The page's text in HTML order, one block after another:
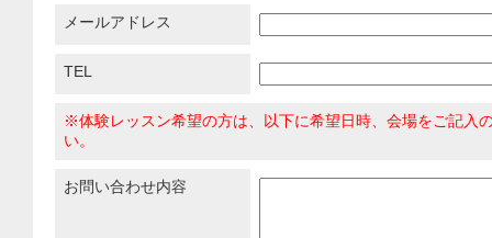
メールアドレス
TEL
※体験レッスン希望の方は、以下に希望日時、会場をご記入
い。
お問い合わせ内容